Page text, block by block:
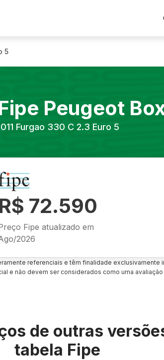
5
Peugeot
Furgao 330 C 2.3 Euro 5
R$ 72.590
Fipe atualizado em
2026
referenciais e têm finalidade exclusivamente
e não devem ser considerados como uma
de outras
tabela Fipe